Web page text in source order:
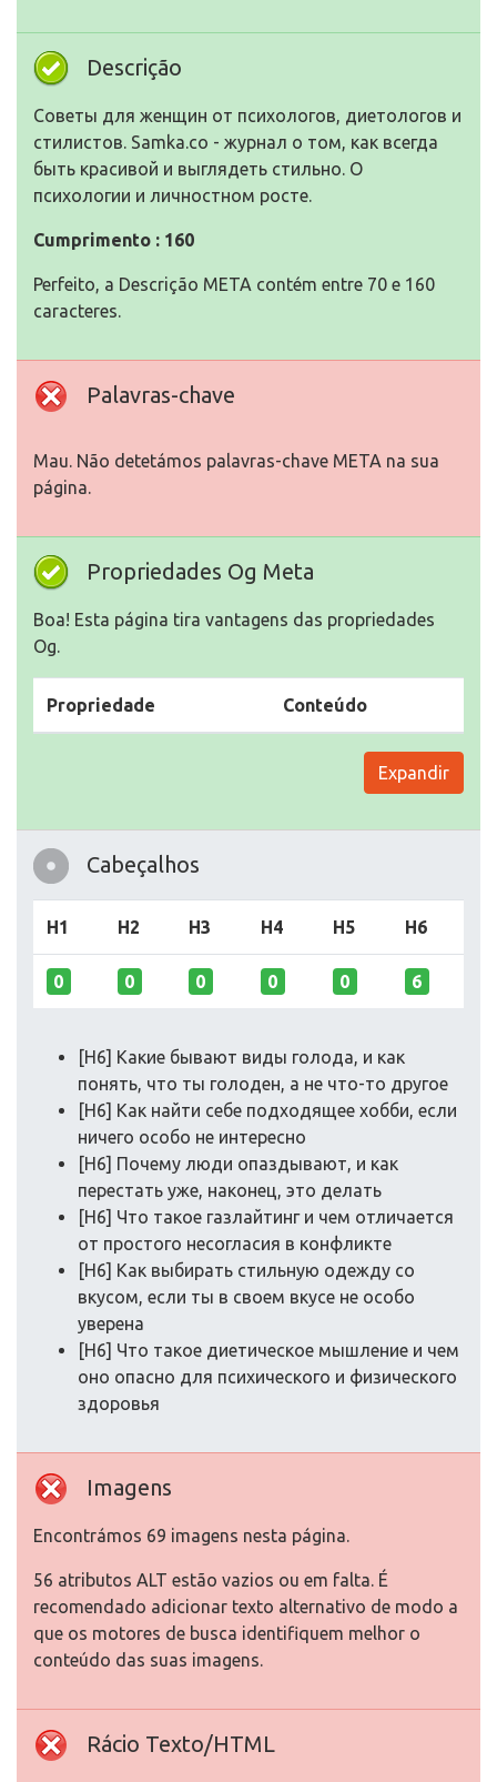
Descrição
Советы для женщин от психологов, диетологов и
стилистов. Samka.co - журнал о том, как всегда
быть красивой и выглядеть стильно. О
психологии и личностном росте.
Cumprimento : 160
Perfeito, a Descrição META contém entre 70 e 160
caracteres.
Palavras-chave
Mau. Não detetámos palavras-chave META na sua
página.
Propriedades Og Meta
Boa! Esta página tira vantagens das propriedades
Og.
Propriedade Conteúdo
Expandir
Cabeçalhos
H1 H2 H3 H4 H5 H6
0 0 0 0 0 6
[H6] Какие бывают виды голода, и как
понять, что ты голоден, а не что-то другое
[H6] Как найти себе подходящее хобби, если
ничего особо не интересно
[H6] Почему люди опаздывают, и как
перестать уже, наконец, это делать
[H6] Что такое газлайтинг и чем отличается
от простого несогласия в конфликте
[H6] Как выбирать стильную одежду со
вкусом, если ты в своем вкусе не особо
уверена
[H6] Что такое диетическое мышление и чем
оно опасно для психического и физического
здоровья
Imagens
Encontrámos 69 imagens nesta página.
56 atributos ALT estão vazios ou em falta. É
recomendado adicionar texto alternativo de modo a
que os motores de busca identifiquem melhor o
conteúdo das suas imagens.
Rácio Texto/HTML